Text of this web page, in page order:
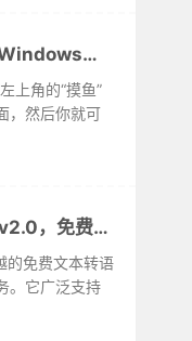
『Windows』Loaf 摸鱼 v1.1.5.0，Windows摸鱼神器
上角的“摸鱼”
，然后你就可
『Win/Mac』马克配音TTSMaker v2.0，免费可商用AI配音工具
的免费文本转语
。它广泛支持